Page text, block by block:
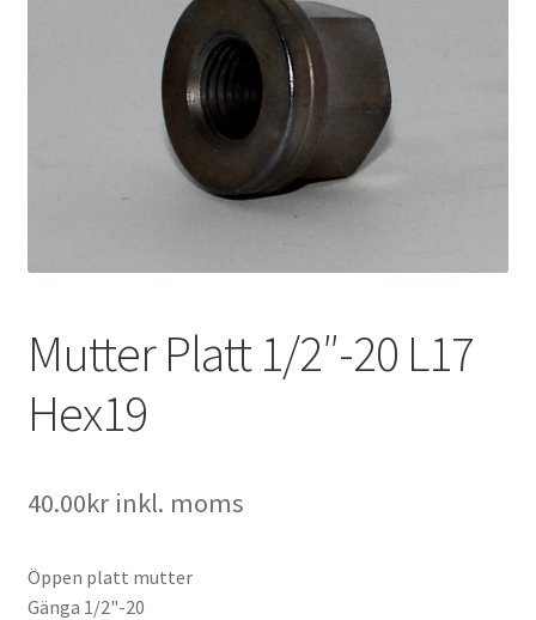
Mutter Platt 1/2″-20 L17
Hex19
40.00krinkl. moms
Öppen platt mutter
Gänga 1/2"-20